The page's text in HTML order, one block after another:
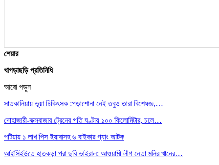
শেয়ার
খাগড়াছড়ি প্রতিনিধি
আরো পড়ুন
সাতকানিয়ায় ভূয়া চিকিৎসক :পড়াশোনা নেই তবুও তারা বিশেষজ্ঞ,…
দোহাজারী-কক্সবাজার ট্রেনের গতি ঘণ্টায় ১০০ কিলোমিটার, চলে…
পটিয়ায় ১ লাখ পিস ইয়াবাসহ ৬ বাইকার গ্যাং আটক
আইসিইউতে হাতকড়া পরা ছবি ভাইরাল: আওয়ামী লীগ নেতা মনির খানের…